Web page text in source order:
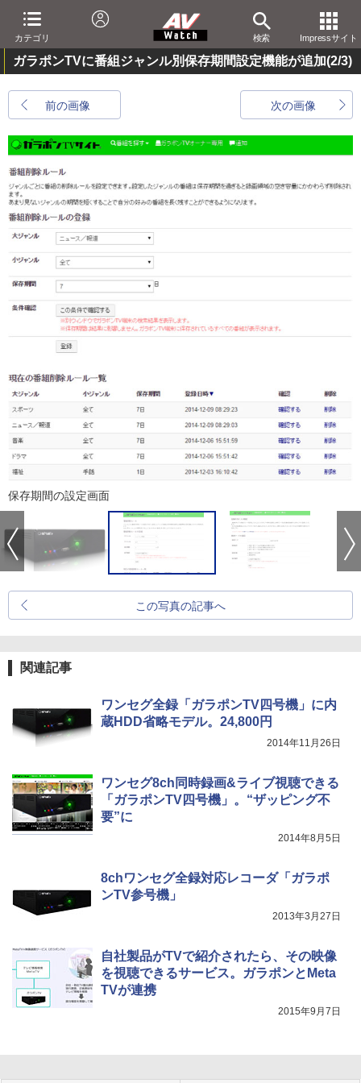
カテゴリ 検索 Impressサイト
ガラポンTVに番組ジャンル別保存期間設定機能が追加(2/3)
前の画像 次の画像
保存期間の設定画面
この写真の記事へ
関連記事
ワンセグ全録「ガラポンTV四号機」に内
蔵HDD省略モデル。24,800円
2014年11月26日
ワンセグ8ch同時録画&ライブ視聴できる
「ガラポンTV四号機」。“ザッピング不
要”に
2014年8月5日
8chワンセグ全録対応レコーダ「ガラポ
ンTV参号機」
2013年3月27日
自社製品がTVで紹介されたら、その映像
を視聴できるサービス。ガラポンとMeta
TVが連携
2015年9月7日